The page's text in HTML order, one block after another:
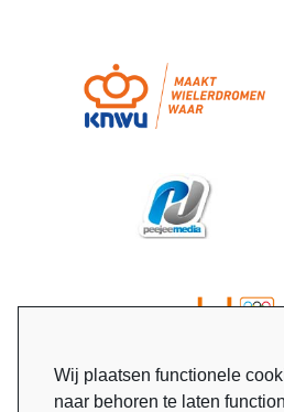
Wij plaatsen functionele
naar behoren te laten